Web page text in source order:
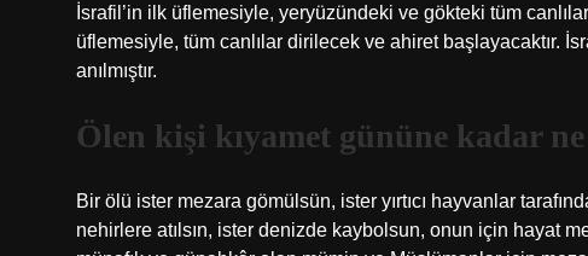
İsrafil’in ilk üflemesiyle, yeryüzündeki ve gökteki tüm
üflemesiyle, tüm canlılar dirilecek ve ahiret başlayacaktır.
anılmıştır.
Ölen kişi kıyamet gününe kadar
Bir ölü ister mezara gömülsün, ister yırtıcı hayvanlar
nehirlere atılsın, ister denizde kaybolsun, onun için hayat